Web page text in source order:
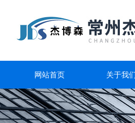
网站首页 关于我